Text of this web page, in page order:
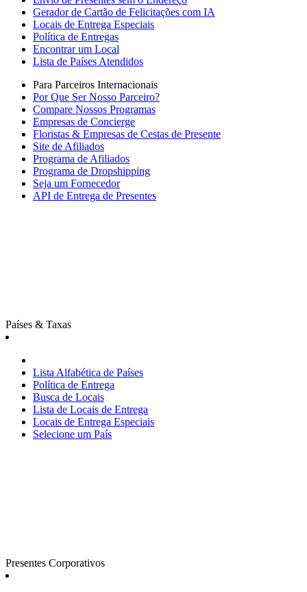
Gerador de Cartão de Felicitações com IA
Locais de Entrega Especiais
Política de Entregas
Encontrar um Local
Lista de Países Atendidos
Para Parceiros Internacionais
Por Que Ser Nosso Parceiro?
Compare Nossos Programas
Empresas de Concierge
Floristas & Empresas de Cestas de Presente
Site de Afiliados
Programa de Afiliados
Programa de Dropshipping
Seja um Fornecedor
API de Entrega de Presentes
Países & Taxas
Lista Alfabética de Países
Política de Entrega
Busca de Locais
Lista de Locais de Entrega
Locais de Entrega Especiais
Selecione um País
Presentes Corporativos